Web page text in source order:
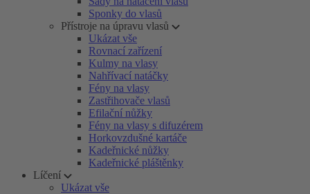
Sponky do vlasů
Přístroje na úpravu vlasů
Ukázat vše
Rovnací zařízení
Kulmy na vlasy
Nahřívací natáčky
Fény na vlasy
Zastřihovače vlasů
Efilační nůžky
Fény na vlasy s difuzérem
Horkovzdušné kartáče
Kadeřnické nůžky
Kadeřnické pláštěnky
Líčení
Ukázat vše